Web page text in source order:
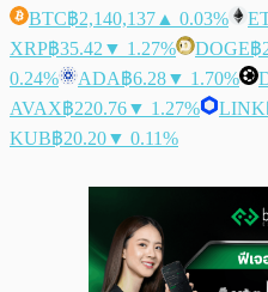
BTC฿2,140,137 ▲ 0.03%
XRP฿35.42 ▼ 1.27% DOGE฿
0.24%
ADA฿6.28▼ 1.70%
AVAX฿220.76▼ 1.27% LINK
KUB฿20.20▼ 0.11%